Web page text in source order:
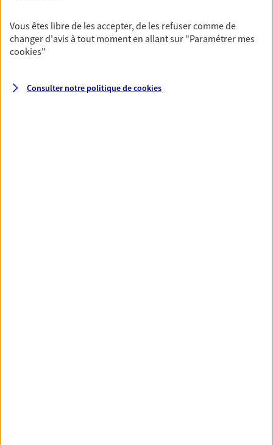
Couvrez vos dépenses de santé ainsi que celles de
votre famille avec la complémentaire santé qui
vous ressemble.
Prévoyance
Vous êtes libre de les accepter, de les refuser comme de
changer d'avis à tout moment en allant sur "Paramétrer mes
cookies"
Consulter notre politique decookies